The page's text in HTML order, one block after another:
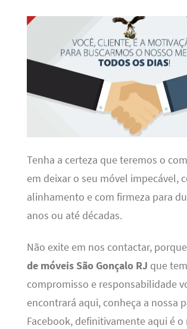
Tenha a certeza que teremos o
em deixar o seu móvel impecável,
alinhamento e com firmeza para
anos ou até décadas.
Não exite em nos contactar, porque
de móveis São Gonçalo RJ que
compromisso e responsabilidade
encontrará aqui, conheça a nossa
Facebook, definitivamente aqui é